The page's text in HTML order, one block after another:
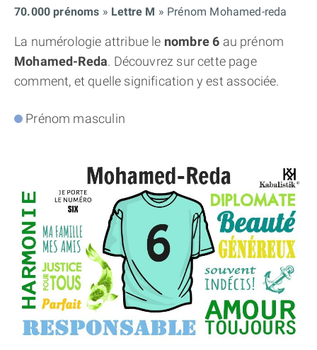
70.000 prénoms Lettre M Prénom Mohamed-reda
La numérologie attribue le nombre 6 au prénom
Mohamed-Reda. Découvrez sur cette page
comment, et quelle signification y est associée.
Prénom masculin
THÈME NUMÉROLOGIQUE APPROFONDI
THÈME TEMPOREL
NUMÉROSCOPE
THÈME « DOUBLE JE »
APPRENDRE LA NUMÉROLOGIE
EXPLORER LA NUMÉROLOGIE
70.000 PRÉNOMS
(À PROPOS)